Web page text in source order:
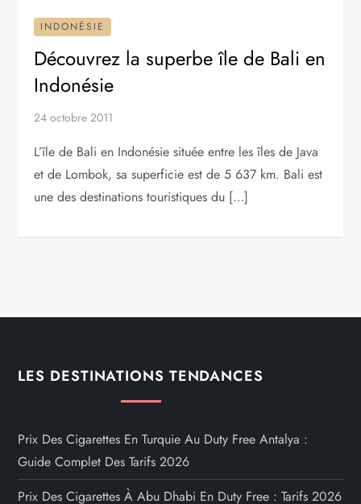
INDONÉSIE
Découvrez la superbe île de Bali en
Indonésie
24 octobre 2011
L’île de Bali en Indonésie située entre les îles de Java
et de Lombok, sa superficie est de 5 637 km. Bali est
une des destinations touristiques du […]
LES DESTINATIONS TENDANCES
Prix Des Cigarettes En Turquie Au Duty Free Antalya :
Guide Complet Des Tarifs 2026
Prix Des Cigarettes À Abu Dhabi En Duty Free : Tarifs 2026